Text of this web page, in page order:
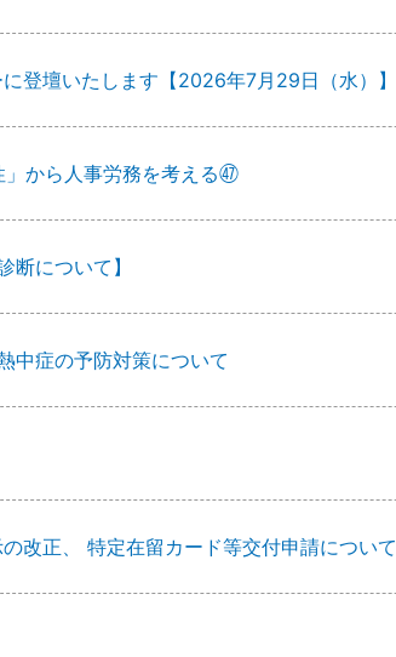
登壇いたします【2026年7月29日（水）】
から人事労務を考える㊼
について】
中症の予防対策について
改正、 特定在留カード等交付申請について